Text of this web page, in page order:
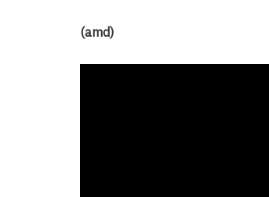
(amd)